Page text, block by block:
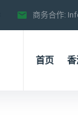
商务合作:
首页 香